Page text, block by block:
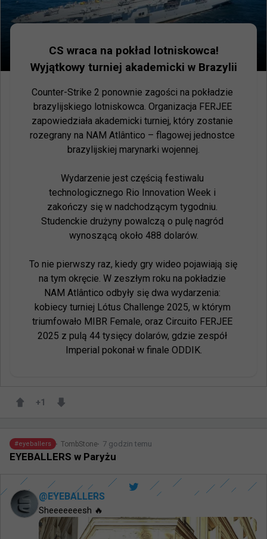
CS wraca na pokład lotniskowca!
Wyjątkowy turniej akademicki w Brazylii
Counter-Strike 2 ponownie zagości na pokładzie
brazylijskiego lotniskowca. Organizacja FERJEE
zapowiedziała akademicki turniej, który zostanie
rozegrany na NAM Atlântico – flagowej jednostce
brazylijskiej marynarki wojennej.
Wydarzenie jest częścią festiwalu
technologicznego Rio Innovation Week i
zakończy się w nadchodzącym tygodniu.
Studenckie drużyny powalczą o pulę nagród
wynoszącą około 488 dolarów.
To nie pierwszy raz, kiedy gry wideo pojawiają się
na tym okręcie. W zeszłym roku na pokładzie
NAM Atlântico odbyły się dwa wydarzenia:
kobiecy turniej Lótus Challenge 2025, w którym
triumfowało MIBR Female, oraz Circuito FERJEE
2025 z pulą 44 tysięcy dolarów, gdzie zespół
Imperial pokonał w finale ODDIK.
+1
#eyeballers TombStone 7 godzin temu
EYEBALLERS w Paryżu
@EYEBALLERS
Sheeeeeeesh 🔥